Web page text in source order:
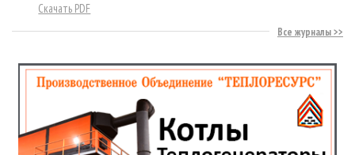
Скачать PDF
Все журналы